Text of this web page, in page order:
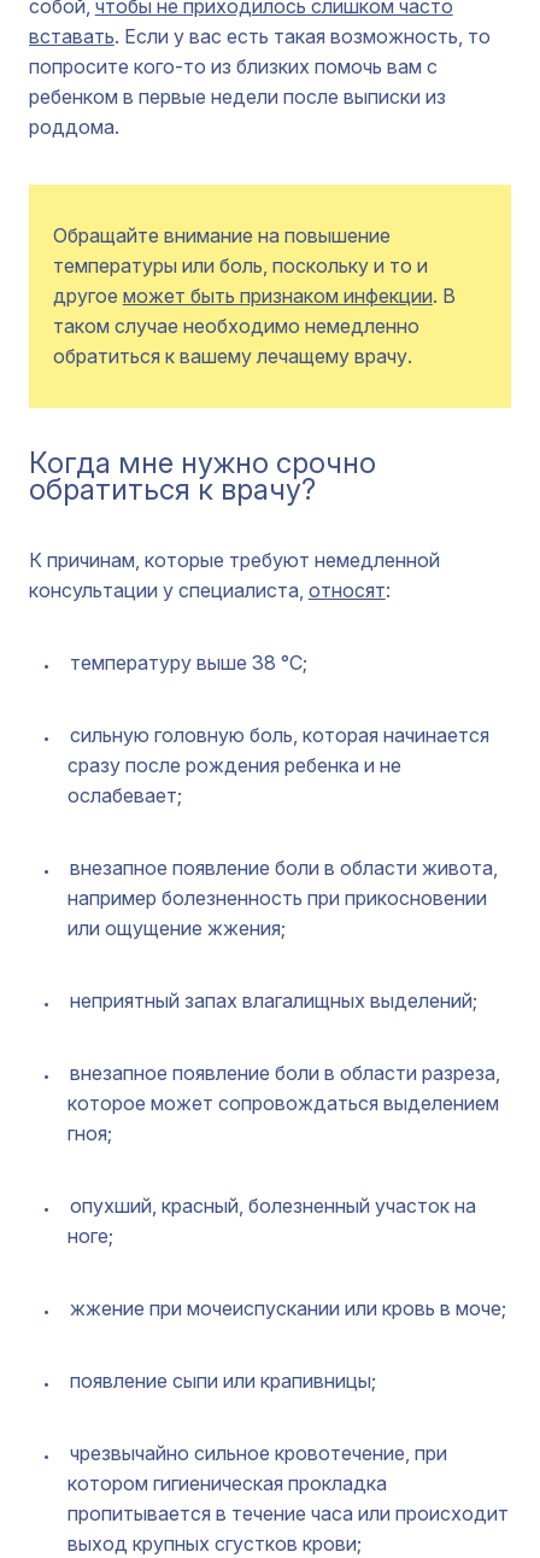
собой, чтобы не приходилось слишком часто
вставать. Если у вас есть такая возможность, то
попросите кого-то из близких помочь вам с
ребенком в первые недели после выписки из
роддома.
Обращайте внимание на повышение
температуры или боль, поскольку и то и
другое может быть признаком инфекции. В
таком случае необходимо немедленно
обратиться к вашему лечащему врачу.
Когда мне нужно срочно
обратиться к врачу?
К причинам, которые требуют немедленной
консультации у специалиста, относят:
температуру выше 38 °C;
сильную головную боль, которая начинается
сразу после рождения ребенка и не
ослабевает;
внезапное появление боли в области живота,
например болезненность при прикосновении
или ощущение жжения;
неприятный запах влагалищных выделений;
внезапное появление боли в области разреза,
которое может сопровождаться выделением
гноя;
опухший, красный, болезненный участок на
ноге;
жжение при мочеиспускании или кровь в моче;
появление сыпи или крапивницы;
чрезвычайно сильное кровотечение, при
котором гигиеническая прокладка
пропитывается в течение часа или происходит
выход крупных сгустков крови;